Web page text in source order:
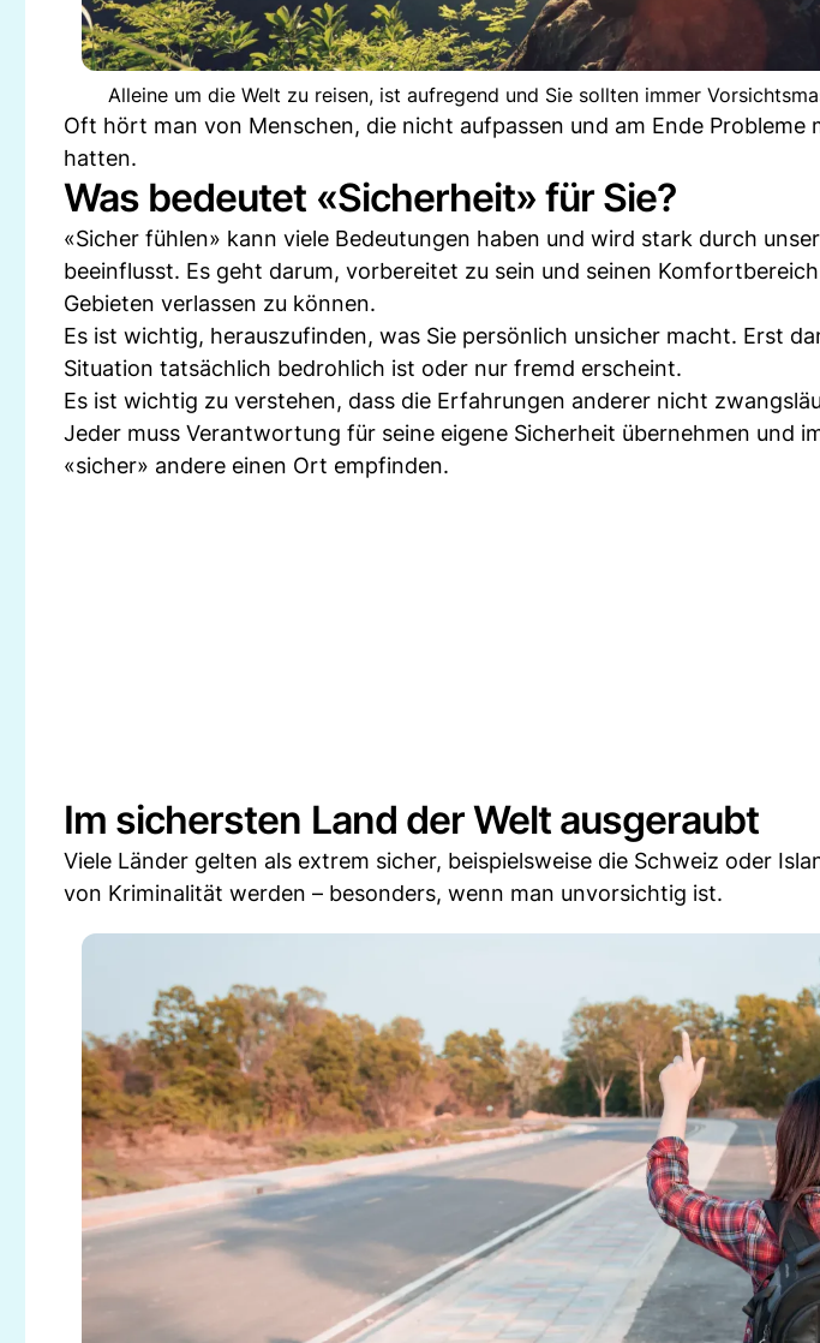
Alleine um die Welt zu reisen, ist aufregend und Sie sollten immer
Oft hört man von Menschen, die nicht aufpassen und am Ende Probleme
hatten.
Was bedeutet «Sicherheit» für Sie?
«Sicher fühlen» kann viele Bedeutungen haben und wird stark durch
beeinflusst. Es geht darum, vorbereitet zu sein und seinen
Gebieten verlassen zu können.
Es ist wichtig, herauszufinden, was Sie persönlich unsicher macht. Erst
Situation tatsächlich bedrohlich ist oder nur fremd erscheint.
Es ist wichtig zu verstehen, dass die Erfahrungen anderer nicht
Jeder muss Verantwortung für seine eigene Sicherheit übernehmen und
«sicher» andere einen Ort empfinden.
Im sichersten Land der Welt ausgeraubt
Viele Länder gelten als extrem sicher, beispielsweise die Schweiz oder
von Kriminalität werden – besonders, wenn man unvorsichtig ist.